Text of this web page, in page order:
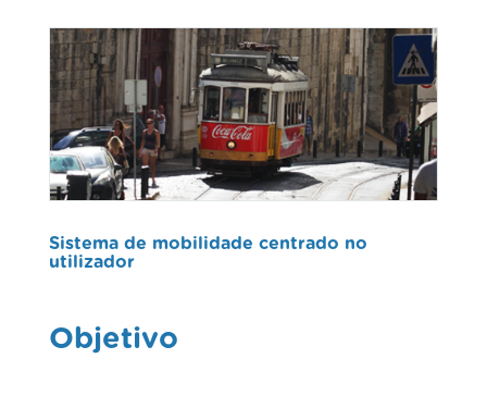
Sistema de mobilidade centrado no
utilizador
Objetivo